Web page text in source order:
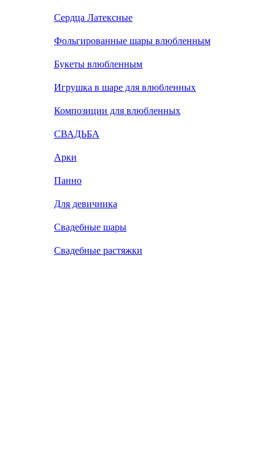
Сердца Латексные
Фольгированные шары влюбленным
Букеты влюбленным
Игрушка в шаре для влюбленных
Композиции для влюбленных
СВАДЬБА
Арки
Панно
Для девичника
Свадебные шары
Свадебные растяжки